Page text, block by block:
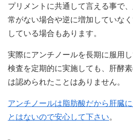
プリメントに共通して言える事で
常がない場合や逆に増加していな
している場合もあります。
実際にアンチノールを長期に服用
検査を定期的に実施しても、肝酵
は認められたことはありません。
アンチノールは脂肪酸だから肝臓
とはないので安心して下さい。